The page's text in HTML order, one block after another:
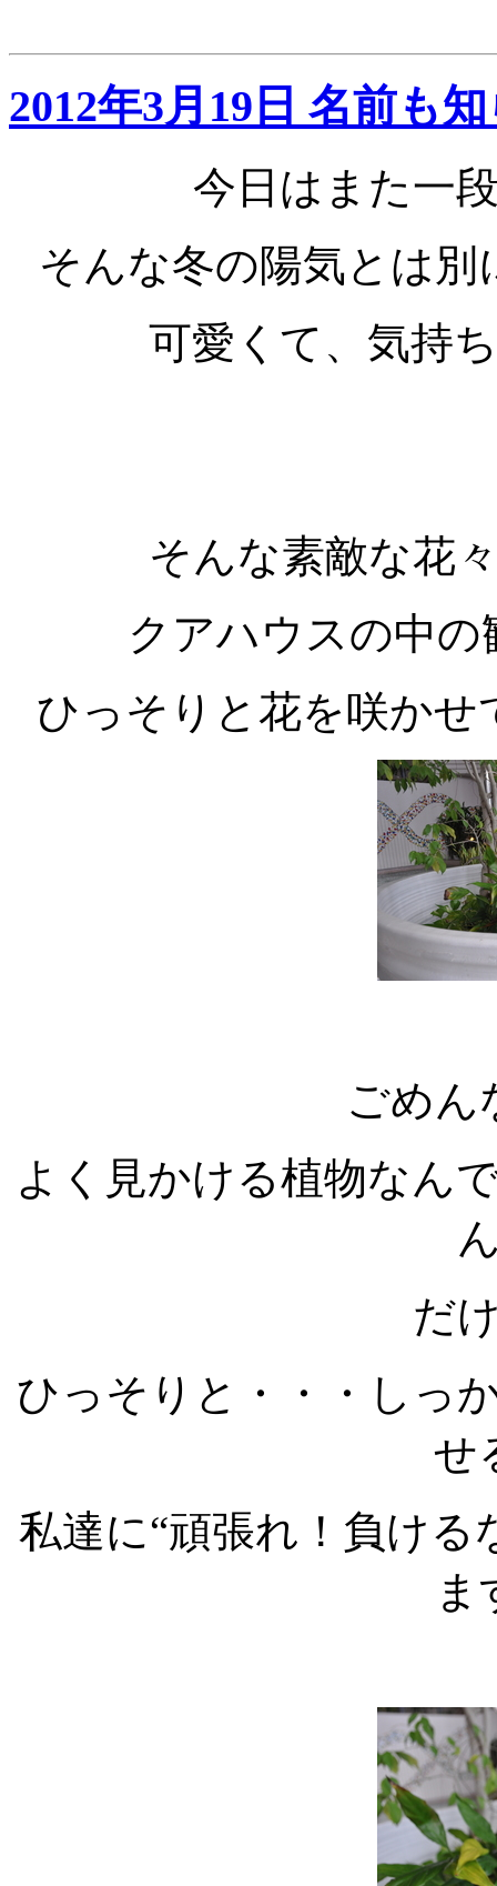
2012年3月19日 名前も
今日はまた一
そんな冬の陽気とは別
可愛くて、気持
そんな素敵な花
クアハウスの中
ひっそりと花を咲か
ごめん
よく見かける植物なん
だ
ひっそりと・・・しっ
せ
私達に“頑張れ！負け
ま